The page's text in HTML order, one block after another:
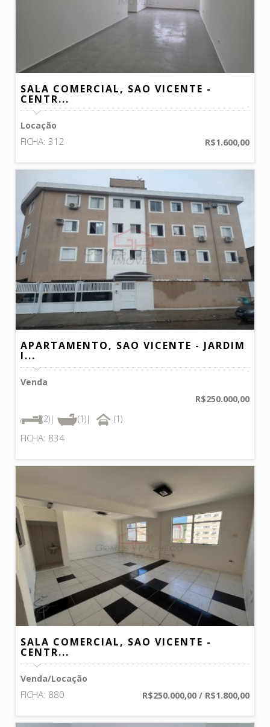
SALA COMERCIAL, SAO VICENTE -
CENTR...
Locação
R$1.600,00
FICHA: 312
APARTAMENTO, SAO VICENTE - JARDIM
I...
Venda
R$250.000,00
(2)|
(1)| (1)
FICHA: 834
SALA COMERCIAL, SAO VICENTE -
CENTR...
Venda/Locação
R$250.000,00 / R$1.800,00
FICHA: 880